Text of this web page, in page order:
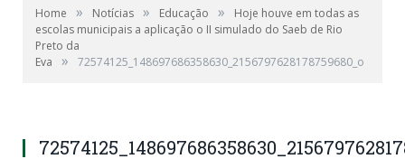
Home » Notícias » Educação »
Hoje houve em todas as
escolas municipais a aplicação o II simulado do Saeb de Rio
Preto da
Eva
» 72574125_148697686358630_2156797628178759680_o